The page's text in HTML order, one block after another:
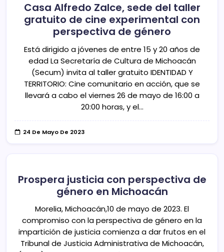
Casa Alfredo Zalce, sede del taller
gratuito de cine experimental con
perspectiva de género
Está dirigido a jóvenes de entre 15 y 20 años de
edad La Secretaría de Cultura de Michoacán
(Secum) invita al taller gratuito IDENTIDAD Y
TERRITORIO: Cine comunitario en acción, que se
llevará a cabo el viernes 26 de mayo de 16:00 a
20:00 horas, y el…
24 De Mayo De 2023
Prospera justicia con perspectiva de
género en Michoacán
Morelia, Michoacán,10 de mayo de 2023. El
compromiso con la perspectiva de género en la
impartición de justicia comienza a dar frutos en el
Tribunal de Justicia Administrativa de Michoacán,